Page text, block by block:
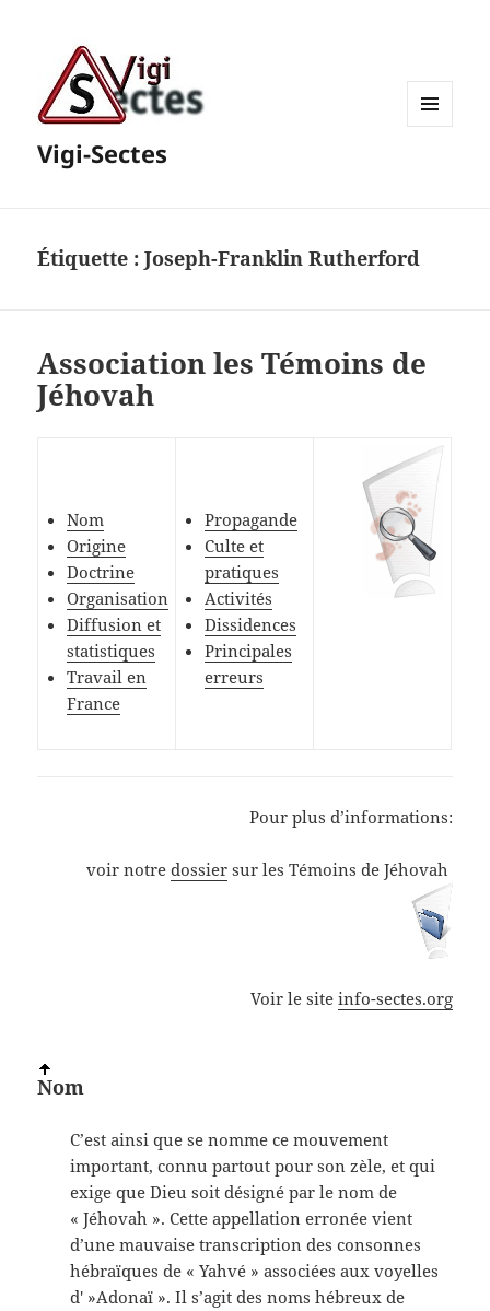
Vigi-Sectes
Étiquette :Joseph-Franklin Rutherford
Association les Témoins de
Jéhovah
Nom
Origine
Doctrine
Organisation
Diffusion et
statistiques
Travail en
France
Propagande
Culte et
pratiques
Activités
Dissidences
Principales
erreurs
Pour plus d’informations:
voir notre dossiersur les Témoins de Jéhovah
Voir le site info-sectes.org
Nom
C’est ainsi que se nomme ce mouvement
important, connu partout pour son zèle, et qui
exige que Dieu soit désigné par le nom de
« Jéhovah ». Cette appellation erronée vient
d’une mauvaise transcription des consonnes
hébraïques de « Yahvé » associées aux voyelles
d' »Adonaï ». Il s’agit des noms hébreux de